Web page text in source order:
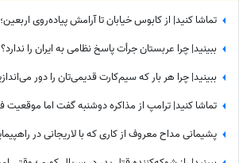
ببینید| چرا عربستان جرأت پاسخ نظامی به ایران را ندارد؟